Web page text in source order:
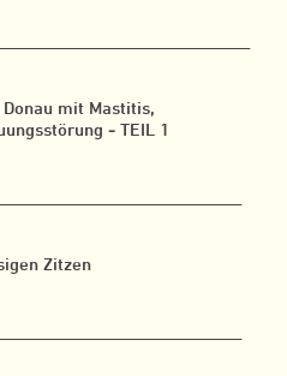
mit Mastitis,
- TEIL 1
Zitzen